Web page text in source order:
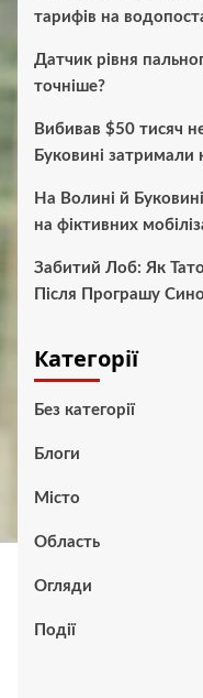
тарифів на
Датчик рівня
точніше?
Вибивав $50 тисяч
Буковині затримали
На Волині й
на фіктивних
Забитий Лоб: Як Тато
Після Програшу
Категорії
Без категорії
Блоги
Місто
Область
Огляди
Події